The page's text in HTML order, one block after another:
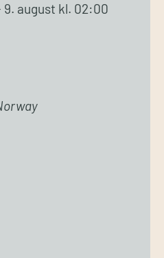
9. august kl. 02:00